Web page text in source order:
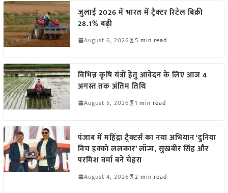
जुलाई 2026 में भारत में ट्रैक्टर रिटेल बिक्री
28.1% बढ़ी
August 6, 2026 5 min read
विभिन्न कृषि यंत्रों हेतु आवेदन के लिए आज 4
अगस्त तक अंतिम तिथि
August 5, 2026 1 min read
पंजाब में महिंद्रा ट्रैक्टर्स का नया अभियान ‘दुनिया
विच इक्को ललकार’ लॉन्च, सुखबीर सिंह और
परमिश वर्मा बने चेहरा
August 4, 2026 2 min read